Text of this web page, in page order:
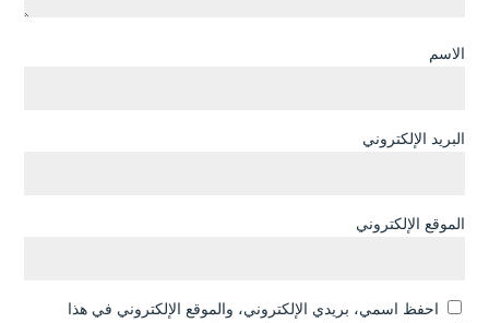
الاسم
البريد الإلكتروني
الموقع الإلكتروني
احفظ اسمي، بريدي الإلكتروني، والموقع الإلكتروني في هذا